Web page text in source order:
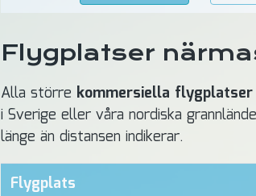
Flygplatser
Alla större kommersiella
i Sverige eller våra nordiska
länge än distansen indikerar.
Flygplats